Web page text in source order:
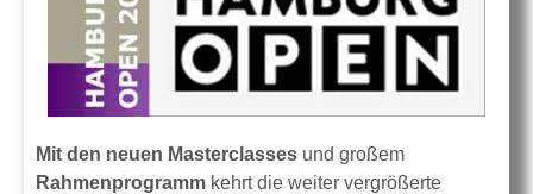
Mit den neuen Masterclasses und großem
Rahmenprogramm kehrt die weiter vergrößerte